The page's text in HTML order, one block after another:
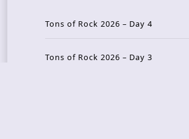
Tons of Rock 2026 – Day 4
Tons of Rock 2026 – Day 3